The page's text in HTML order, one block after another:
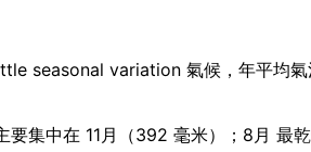
seasonal variation 氣候，年平均氣
集中在 11月（392 毫米）；8月 最乾